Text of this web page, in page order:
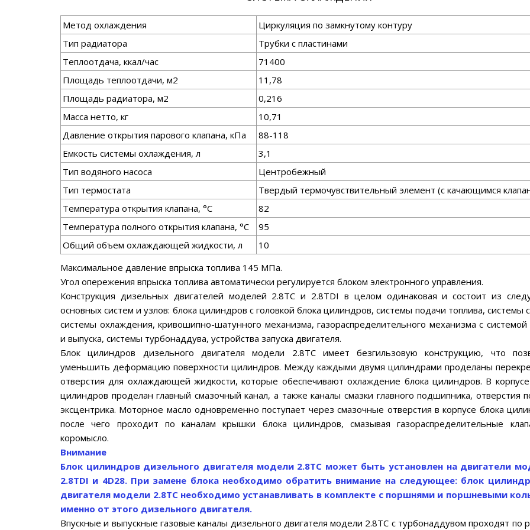
Метод охлаждения
Циркуляция по замкнутому контуру
Тип радиатора
Трубки с пластинами
Теплоотдача, ккал/час
71400
Площадь теплоотдачи, м2
11,78
Площадь радиатора, м2
0,216
Масса нетто, кг
10,71
Давление открытия парового клапана, кПа
88-118
Емкость системы охлаждения, л
3,1
Тип водяного насоса
Центробежный
Тип термостата
Твердый термочувствительный элемент (с качающимся
Температура открытия клапана, °С
82
Температура полного открытия клапана, °С
95
Общий объем охлаждающей жидкости, л
10
Максимальное давление впрыска топлива 145 МПа.
Угол опережения впрыска топлива автоматически регулируется блоком электронного управления.
Конструкция дизельных двигателей моделей 2.8ТС и 2.8TDI в целом одинаковая и состоит из
основных систем и узлов: блока цилиндров с головкой блока цилиндров, системы подачи топлива, системы
системы охлаждения, кривошипно-шатунного механизма, газораспределительного механизма с системой
и выпуска, системы турбонаддува, устройства запуска двигателя.
Блок цилиндров дизельного двигателя модели 2.8ТС имеет безгильзовую конструкцию, что
уменьшить деформацию поверхности цилиндров. Между каждыми двумя цилиндрами проделаны
отверстия для охлаждающей жидкости, которые обеспечивают охлаждение блока цилиндров. В
цилиндров проделан главный смазочный канал, а также каналы смазки главного подшипника, отверстия
эксцентрика. Моторное масло одновременно поступает через смазочные отверстия в корпусе блока
после чего проходит по каналам крышки блока цилиндров, смазывая газораспределительные
коромысло.
Внимание
Блок цилиндров дизельного двигателя модели 2.8ТС может быть установлен на двигатели
2.8TDI и 4D28. При замене блока необходимо обратить внимание на следующее: блок
двигателя модели 2.8ТС необходимо устанавливать в комплекте с поршнями и поршневыми
именно от этого дизельного двигателя.
Впускные и выпускные газовые каналы дизельного двигателя модели 2.8ТС с турбонаддувом проходят по